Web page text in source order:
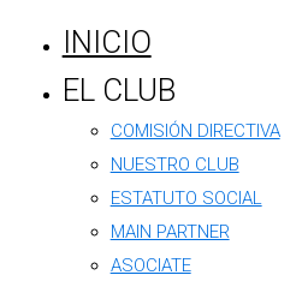
INICIO
EL CLUB
COMISIÓN DIRECTIVA
NUESTRO CLUB
ESTATUTO SOCIAL
MAIN PARTNER
ASOCIATE